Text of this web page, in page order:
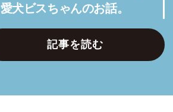
愛犬ビスちゃんのお話。
記事を読む